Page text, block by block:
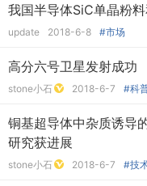
我国半导体SiC单晶粉
update 2018-6-8 #市场
高分六号卫星发射成功
stone小石 2018-6-7 #科
铜基超导体中杂质诱导
研究获进展
stone小石 2018-6-7 #技